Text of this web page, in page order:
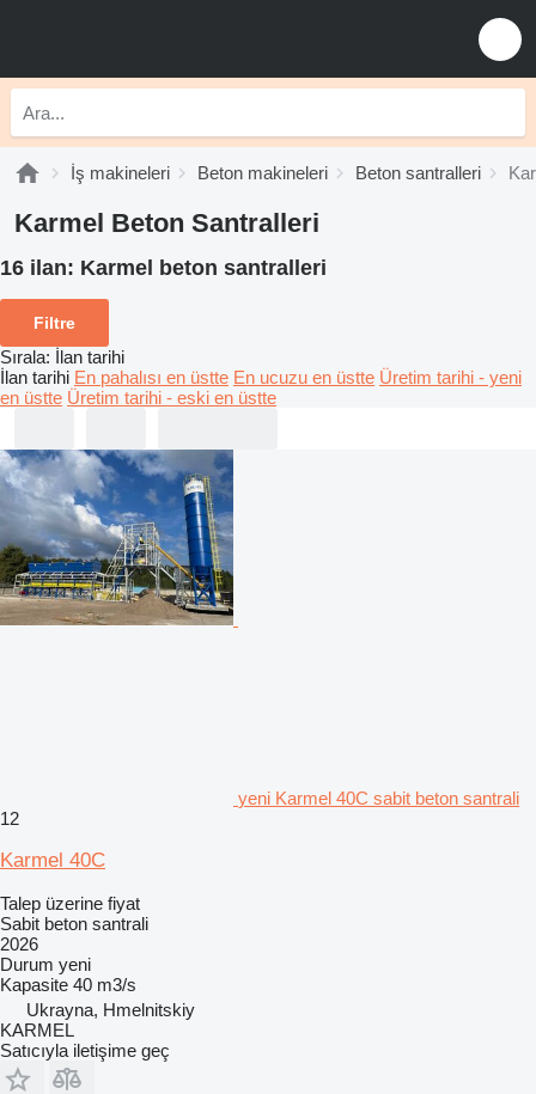
İş makineleri Beton makineleri Beton santralleri
Karmel Beton Santralleri
16 ilan: Karmel beton santralleri
Filtre
Sırala: İlan tarihi
İlan tarihi En pahalısı en üstte En ucuzu en üstte Üretim tarihi - yeni
en üstte Üretim tarihi - eski en üstte
yeni Karmel 40C sabit beton santrali
12
Karmel 40C
Talep üzerine fiyat
Sabit beton santrali
2026
Durum yeni
Kapasite 40 m3/s
Ukrayna, Hmelnitskiy
KARMEL
Satıcıyla iletişime geç